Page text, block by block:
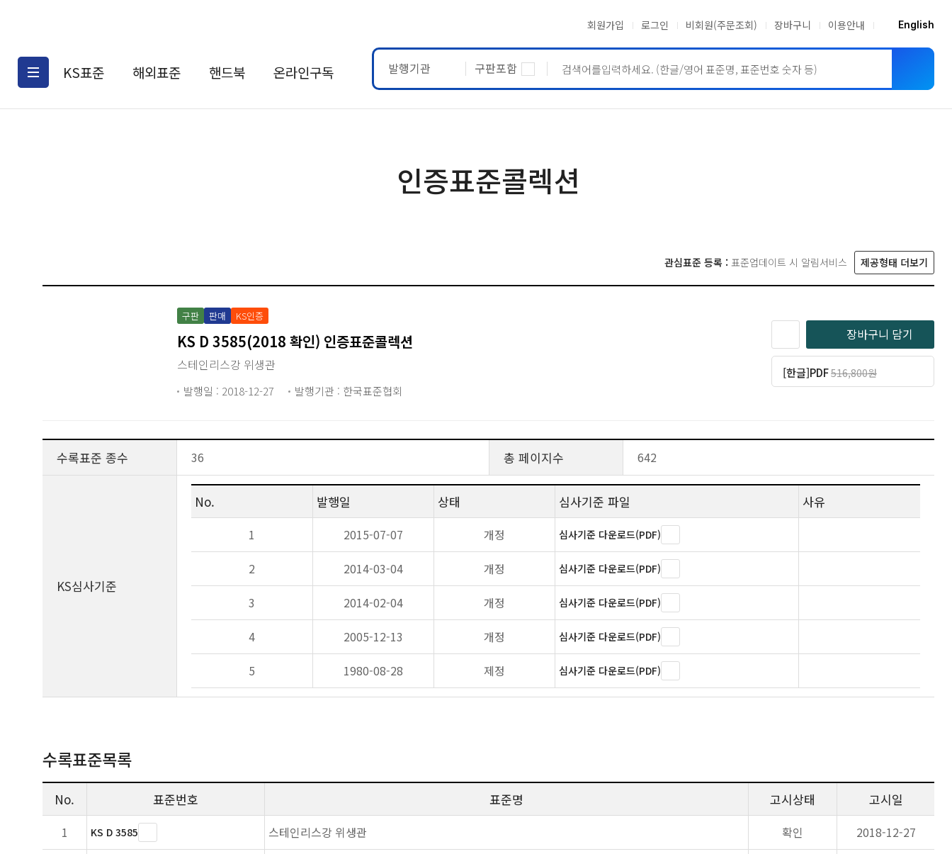
회원가입 로그인 비회원(주문조회) 장바구니 이용안내 English
KS표준 해외표준 핸드북 온라인구독 발행기관 구판포함
인증표준콜렉션
관심표준 등록 : 표준업데이트 시 알림서비스 제공형태 더보기
구판 판매 KS인증
KS D 3585(2018 확인) 인증표준콜렉션
스테인리스강 위생관
발행일 : 2018-12-27 발행기관 : 한국표준협회
장바구니 담기
[한글]PDF516,800원
수록표준 종수 36 총 페이지수 642
KS심사기준
No. 발행일 상태 심사기준 파일 사유
1 2015-07-07 개정 심사기준 다운로드(PDF)
2 2014-03-04 개정 심사기준 다운로드(PDF)
3 2014-02-04 개정 심사기준 다운로드(PDF)
4 2005-12-13 개정 심사기준 다운로드(PDF)
5 1980-08-28 제정 심사기준 다운로드(PDF)
수록표준목록
No. 표준번호 표준명 고시상태 고시일
1 KS D 3585 스테인리스강 위생관 확인
2018-12-27